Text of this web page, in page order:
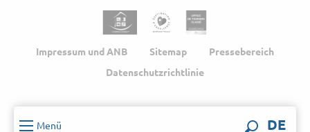
Menü DE
Impressum und ANB Sitemap
Pressebereich
Datenschutzrichtlinie